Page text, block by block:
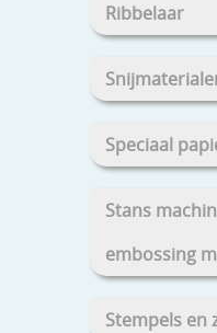
Ribbelaar
Speciaal
Stans
embossing
Stempels en